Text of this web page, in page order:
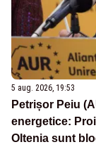
5 aug. 2026, 19:53
Petrișor Peiu
energetice:
Oltenia sunt